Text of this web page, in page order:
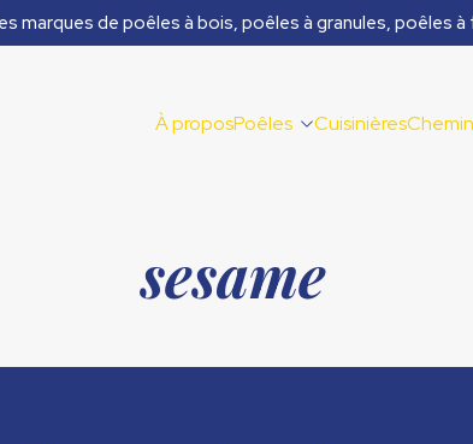
marques de poêles à bois, poêles à granules, poêles
À proposPoêles Cuisinières
sesame